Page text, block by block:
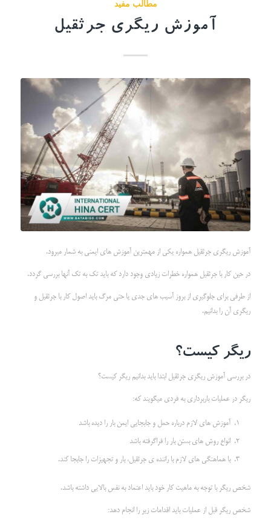
مطالب مفید
آموزش ریگری جرثقیل
آموزش ریگری جرثقیل همواره یکی از مهمترین آموزش های ایمنی به شمار میرود.
در حین کار با جرثقیل همواره خطرات زیادی وجود دارد که باید تک به تک آنها بررسی گردد.
از طرفی برای جلوگیری از بروز آسیب های جدی یا حتی مرگ باید اصول کار با جرثقیل و
ریگری آن را بدانیم.
ریگر کیست؟
در بررسی آموزش ریگری جرثقیل ابتدا باید بدانیم ریگر کیست؟
ریگر در عملیات باربرداری به فردی میگویند که:
آموزش های لازم درباره حمل و جابجایی ایمن بار را دیده باشد
انواع روش های بستن بار را فراگرفته باشد
با هماهنگی های لازم با راننده ی جرثقیل، بار و تجهیزات را جابجا کند.
شخص ریگر با توجه به ماهیت کار خود باید اعتماد به نفس بالایی داشته باشد.
شخص ریگر قبل از عملیات باید اقدامات زیر را انجام دهد: